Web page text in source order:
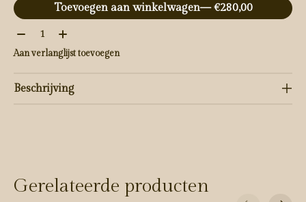
Toevoegen aan winkelwagen
— €280,00
Aantal:
Aan verlanglijst toevoegen
Beschrijving
Gerelateerde producten